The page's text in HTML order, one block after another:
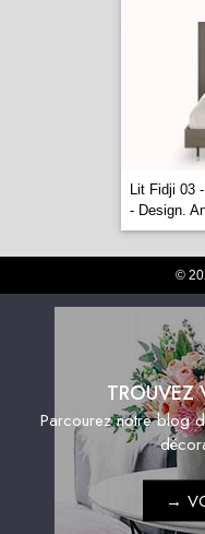
Lit Fidji 03 -
- Design.
©
TROUVEZ
Parcourez notre blog
→